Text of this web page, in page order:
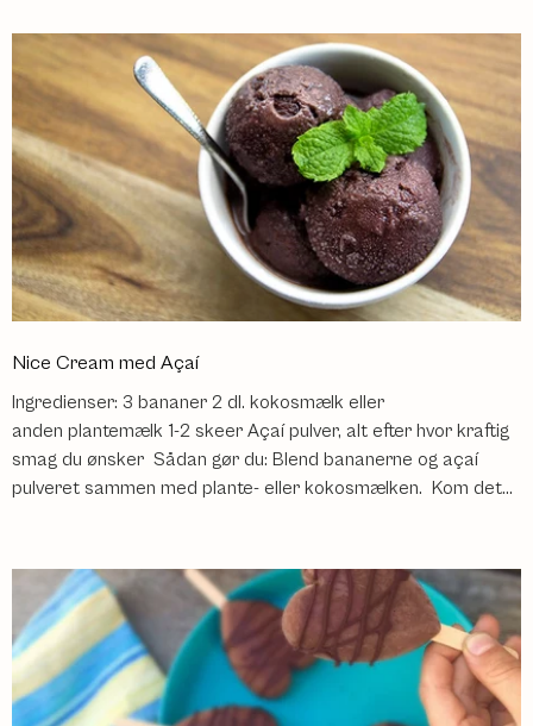
Nice Cream med Açaí
Ingredienser: 3 bananer 2 dl. kokosmælk eller
anden plantemælk 1-2 skeer Açaí pulver, alt efter hvor kraftig
smag du ønsker Sådan gør du: Blend bananerne og açaí
pulveret sammen med plante- eller kokosmælken. Kom det...